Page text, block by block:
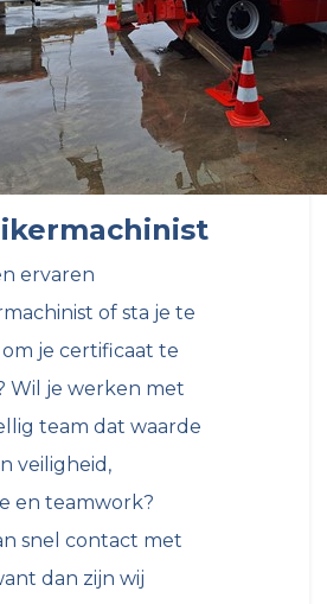
ervaren
of sta je te
je certificaat te
Wil je werken met
team dat waarde
veiligheid,
en teamwork?
snel contact met
dan zijn wij